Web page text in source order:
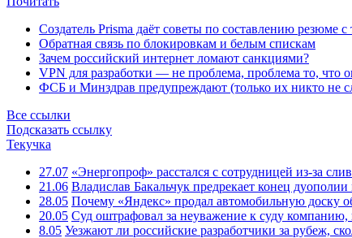
Создатель Prisma даёт советы по составлению резюме
Обратная связь по блокировкам и белым спискам
Зачем российский интернет ломают санкциями?
VPN для разработки — не проблема, проблема то, что
ФСБ и Минздрав предупреждают (только их никто не
Все ссылки
Подсказать ссылку
Текучка
27.07 «Энергопроф» расстался с сотрудницей из-за
21.06 Владислав Бакальчук предрекает конец дуополии
28.05 Почему «Яндекс» продал автомобильную доску
20.05 Суд оштрафовал за неуважение к суду
8.05 Уезжают ли российские разработчики за рубеж,